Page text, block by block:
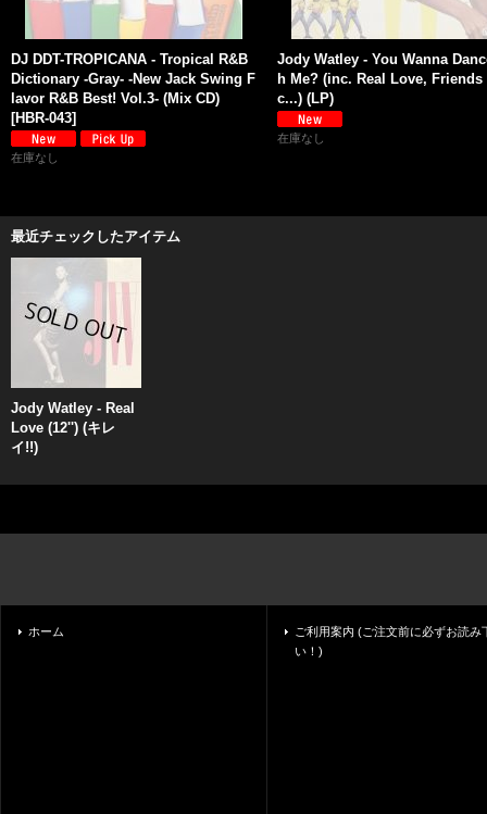
DJ DDT-TROPICANA - Tropical R&B
Dictionary -Gray- -New Jack Swing F
lavor R&B Best! Vol.3- (Mix CD)
[HBR-043]
在庫なし
Jody Watley - You Wanna
h Me? (inc. Real Love, Friends
c...) (LP)
在庫なし
最近チェックしたアイテム
Jody Watley - Real
Love (12'') (キレ
イ!!)
ホーム
ご利用案内 (ご注文前に必ずお読み
い！)